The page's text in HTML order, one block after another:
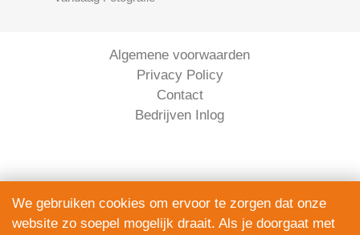
Algemene voorwaarden
Privacy Policy
Contact
Bedrijven Inlog
Serviceright Koeriers is onderdeel van
We gebruiken cookies om ervoor te zorgen dat onze
website zo soepel mogelijk draait. Als je doorgaat met